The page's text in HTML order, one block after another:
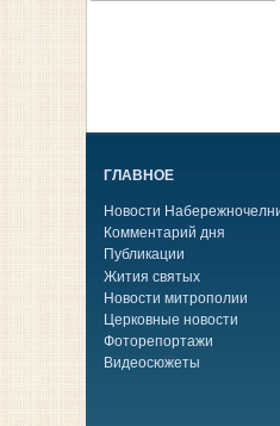
ГЛАВНОЕ
Новости
Комментарий дня
Публикации
Жития святых
Новости митрополии
Церковные новости
Фоторепортажи
Видеосюжеты